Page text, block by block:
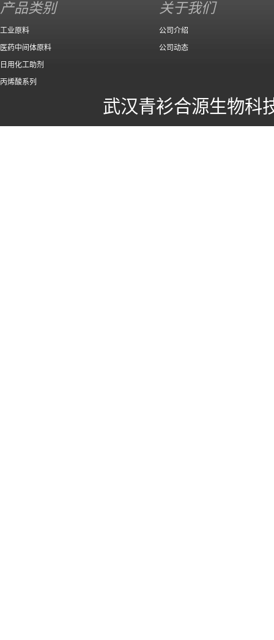
产品类别
工业原料
医药中间体原料
日用化工助剂
丙烯酸系列
关于我们
公司介绍
公司动态
武汉青衫合源生物科